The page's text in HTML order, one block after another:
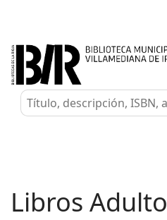
Libros Adulto